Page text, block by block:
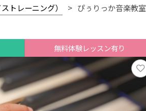
トレーニング） ぴぅりっか音楽教室
無料体験レッスン有り